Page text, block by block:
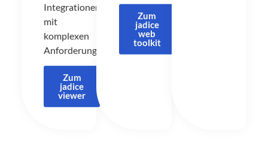
Integrationen
mit
komplexen
Anforderungen.
Zum
jadice
viewer
Zum
jadice
web
toolkit